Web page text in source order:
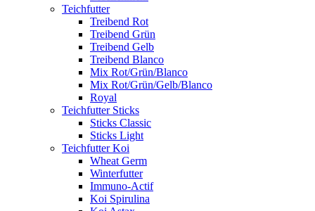
Teichfutter
Treibend Rot
Treibend Grün
Treibend Gelb
Treibend Blanco
Mix Rot/Grün/Blanco
Mix Rot/Grün/Gelb/Blanco
Royal
Teichfutter Sticks
Sticks Classic
Sticks Light
Teichfutter Koi
Wheat Germ
Winterfutter
Immuno-Actif
Koi Spirulina